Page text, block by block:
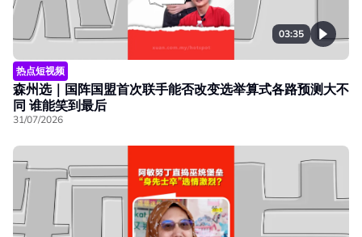
03:35
热点短视频
森州选｜国阵国盟首次联手能否改变选举算式各路预测大不
同 谁能笑到最后
31/07/2026